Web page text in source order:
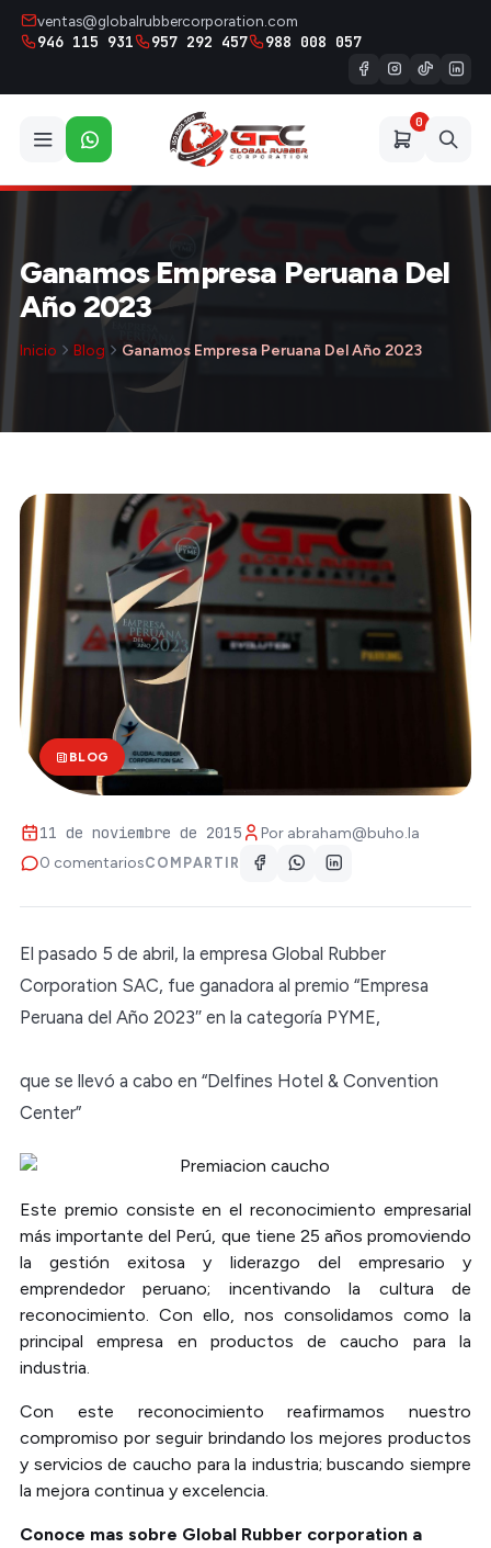
ventas@globalrubbercorporation.com
946 115 931 957 292 457 988 008 057
0
Ganamos Empresa Peruana Del
Año 2023
Inicio Blog Ganamos Empresa Peruana Del Año 2023
BLOG
11 de noviembre de 2015 Por abraham@buho.la
0 comentariosCOMPARTIR
El pasado 5 de abril, la empresa Global Rubber
Corporation SAC, fue ganadora al premio “Empresa
Peruana del Año 2023″ en la categoría PYME,
que se llevó a cabo en “Delfines Hotel & Convention
Center”
Este premio consiste en el reconocimiento empresarial
más importante del Perú, que tiene 25 años promoviendo
la gestión exitosa y liderazgo del empresario y
emprendedor peruano; incentivando la cultura de
reconocimiento. Con ello, nos consolidamos como la
principal empresa en productos de caucho para la
industria.
Con este reconocimiento reafirmamos nuestro
compromiso por seguir brindando los mejores productos
y servicios de caucho para la industria; buscando siempre
la mejora continua y excelencia.
Conoce mas sobre Global Rubber corporation a